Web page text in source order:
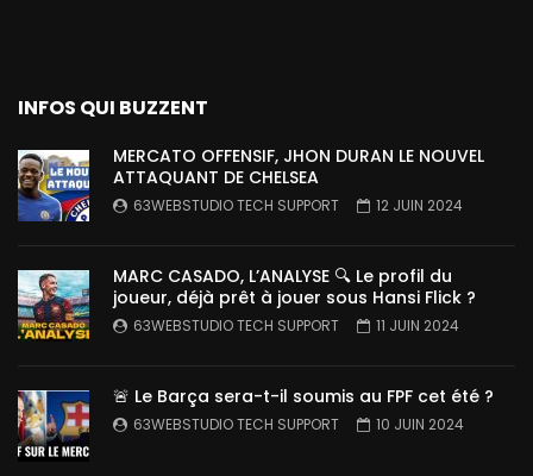
INFOS QUI BUZZENT
MERCATO OFFENSIF, JHON DURAN LE NOUVEL
ATTAQUANT DE CHELSEA
63WEBSTUDIO TECH SUPPORT 12 JUIN 2024
MARC CASADO, L’ANALYSE 🔍 Le profil du
joueur, déjà prêt à jouer sous Hansi Flick ?
63WEBSTUDIO TECH SUPPORT 11 JUIN 2024
🚨 Le Barça sera-t-il soumis au FPF cet été ?
63WEBSTUDIO TECH SUPPORT 10 JUIN 2024